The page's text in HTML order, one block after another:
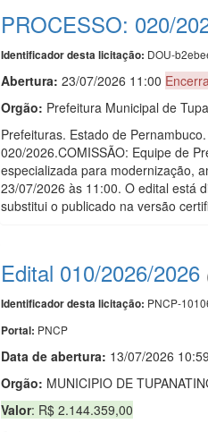
PROCESSO: 020/
Identificador desta licitação: DOU-
Abertura: 23/07/2026 11:00
Orgão: Prefeitura Municipal de
Prefeituras. Estado de
020/2026.COMISSÃO: Equipe de
especializada para modernização,
23/07/2026 às 11:00. O edital está
substitui o publicado na versão
Edital 010/2026/2026
Identificador desta licitação: PNCP-
Portal: PNCP
Data de abertura: 13/07/2026 10:59
Orgão: MUNICIPIO DE
Valor: R$ 2.144.359,00